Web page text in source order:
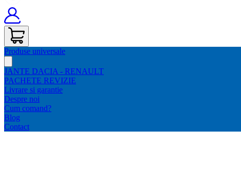
Produse universale
JANTE DACIA - RENAULT
PACHETE REVIZIE
Livrare si garantie
Despre noi
Cum comand?
Blog
Contact